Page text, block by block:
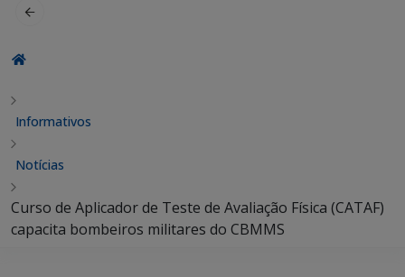
Informativos
Notícias
Curso de Aplicador de Teste de Avaliação Física (CATAF)
capacita bombeiros militares do CBMMS